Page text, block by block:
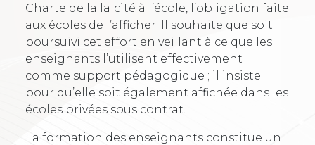
Charte de la laïcité à l’école, l’obligation faite
aux écoles de l’afficher. Il souhaite que soit
poursuivi cet effort en veillant à ce que les
enseignants l’utilisent effectivement
comme support pédagogique ; il insiste
pour qu’elle soit également affichée dans les
écoles privées sous contrat.
La formation des enseignants constitue un